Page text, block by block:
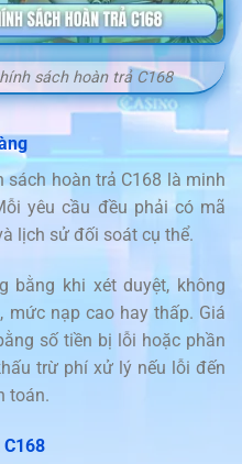
sách hoàn trả C168
sách hoàn trả C168 là minh
yêu cầu đều phải có mã
lịch sử đối soát cụ thể.
bằng khi xét duyệt, không
mức nạp cao hay thấp. Giá
số tiền bị lỗi hoặc phần
trừ phí xử lý nếu lỗi đến
toán.